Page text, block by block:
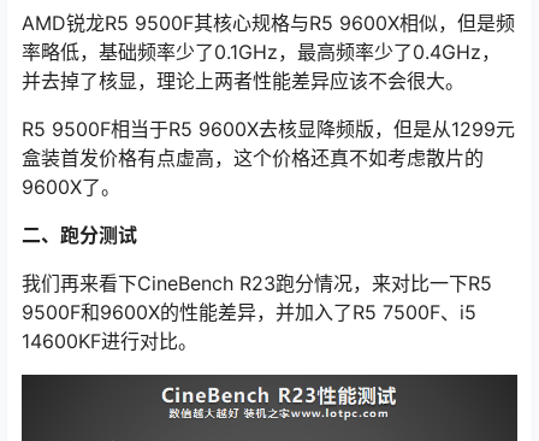
AMD锐龙R5 9500F其核心规格与R5 9600X相似，但是频
率略低，基础频率少了0.1GHz，最高频率少了0.4GHz，
并去掉了核显，理论上两者性能差异应该不会很大。
R5 9500F相当于R5 9600X去核显降频版，但是从1299元
盒装首发价格有点虚高，这个价格还真不如考虑散片的
9600X了。
二、跑分测试
我们再来看下CineBench R23跑分情况，来对比一下R5
9500F和9600X的性能差异，并加入了R5 7500F、i5
14600KF进行对比。